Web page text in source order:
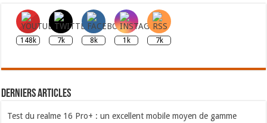
148k 7k 8k 1k 7k
Derniers articles
Test du realme 16 Pro+ : un excellent mobile moyen de gamme